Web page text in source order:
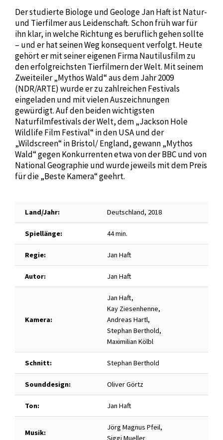
Der studierte Biologe und Geologe Jan Haft ist Natur-
und Tierfilmer aus Leidenschaft. Schon früh war für
ihn klar, in welche Richtung es beruflich gehen sollte
– und er hat seinen Weg konsequent verfolgt. Heute
gehört er mit seiner eigenen Firma Nautilusfilm zu
den erfolgreichsten Tierfilmern der Welt. Mit seinem
Zweiteiler „Mythos Wald“ aus dem Jahr 2009
(NDR/ARTE) wurde er zu zahlreichen Festivals
eingeladen und mit vielen Auszeichnungen
gewürdigt. Auf den beiden wichtigsten
Naturfilmfestivals der Welt, dem „Jackson Hole
Wildlife Film Festival“ in den USA und der
„Wildscreen“ in Bristol/ England, gewann „Mythos
Wald“ gegen Konkurrenten etwa von der BBC und von
National Geographie und wurde jeweils mit dem Preis
für die „Beste Kamera“ geehrt.
Land/Jahr: Deutschland, 2018
Spiellänge: 44 min.
Regie: Jan Haft
Autor: Jan Haft
Kamera:
Jan Haft,
Kay Ziesenhenne,
Andreas Hartl,
Stephan Berthold,
Maximilian Kölbl
Schnitt: Stephan Berthold
Sounddesign: Oliver Görtz
Ton: Jan Haft
Musik:
Jörg Magnus Pfeil,
Siggi Mueller